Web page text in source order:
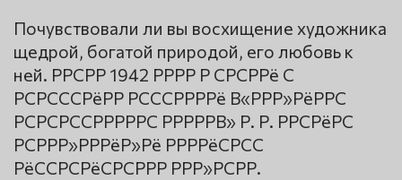
Почувствовали ли вы восхищение художника
щедрой, богатой природой, его любовь к
ней. РРСРР 1942 РРРР Р СРСРРё С
РСРСССРёРР РСССРРРРё В«РРР»РёРРС
РСРСРССРРРРРС РРРРРВ» Р. Р. РРСРёРС
РСРРР»РРРёР»Рё РРРРёСРСС
РёССРСРёСРСРРР РРР»РСРР.